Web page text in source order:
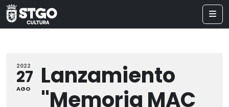
2022
27
AGO
Lanzamiento
"Memoria MAC